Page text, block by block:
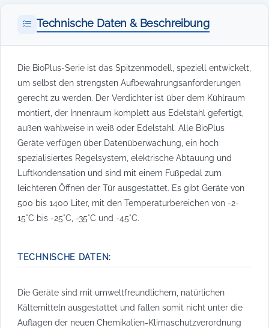
Technische Daten & Beschreibung
Die BioPlus-Serie ist das Spitzenmodell, speziell entwickelt,
um selbst den strengsten Aufbewahrungsanforderungen
gerecht zu werden. Der Verdichter ist über dem Kühlraum
montiert, der Innenraum komplett aus Edelstahl gefertigt,
außen wahlweise in weiß oder Edelstahl. Alle BioPlus
Geräte verfügen über Datenüberwachung, ein hoch
spezialisiertes Regelsystem, elektrische Abtauung und
Luftkondensation und sind mit einem Fußpedal zum
leichteren Öffnen der Tür ausgestattet. Es gibt Geräte von
500 bis 1400 Liter, mit den Temperaturbereichen von -2-
15°C bis -25°C, -35°C und -45°C.
TECHNISCHE DATEN:
Die Geräte sind mit umweltfreundlichem, natürlichen
Kältemitteln ausgestattet und fallen somit nicht unter die
Auflagen der neuen Chemikalien-Klimaschutzverordnung